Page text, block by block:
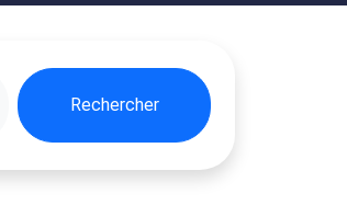
Rechercher